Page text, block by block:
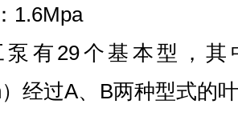
1.6Mpa
泵有29个基本型，其
经过A、B两种型式的